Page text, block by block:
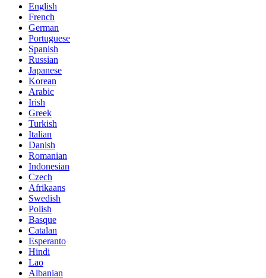
English
French
German
Portuguese
Spanish
Russian
Japanese
Korean
Arabic
Irish
Greek
Turkish
Italian
Danish
Romanian
Indonesian
Czech
Afrikaans
Swedish
Polish
Basque
Catalan
Esperanto
Hindi
Lao
Albanian